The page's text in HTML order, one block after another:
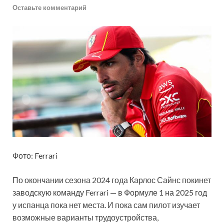
Оставьте комментарий
Фото: Ferrari
По окончании сезона 2024 года Карлос Сайнс покинет
заводскую команду Ferrari — в Формуле 1 на 2025 год
у испанца пока нет места. И пока сам пилот изучает
возможные варианты трудоустройства,